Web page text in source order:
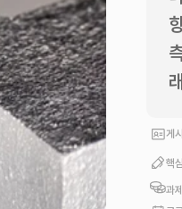
게
핵
과